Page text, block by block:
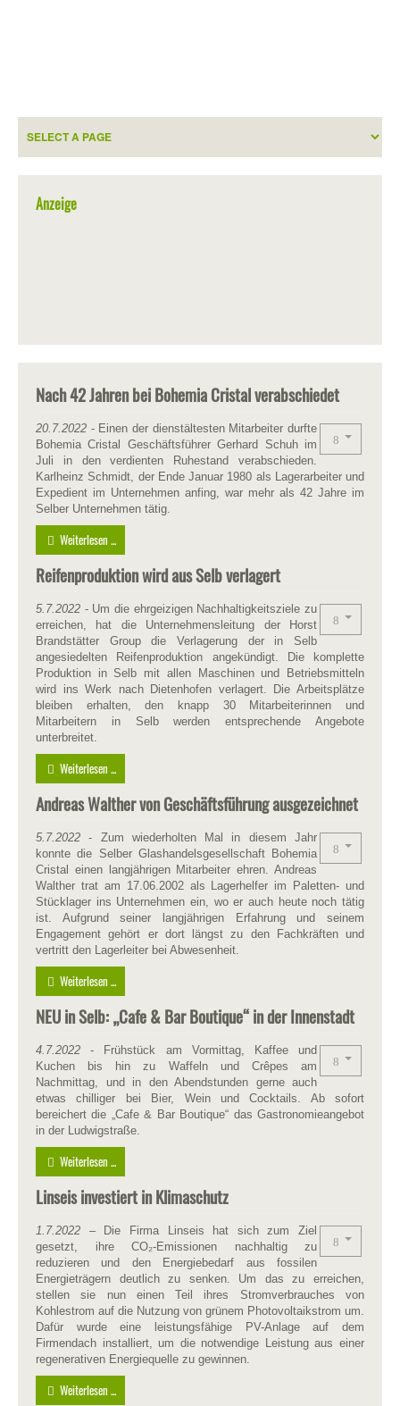
Anzeige
Nach 42 Jahren bei Bohemia Cristal verabschiedet
20.7.2022 - Einen der dienstältesten Mitarbeiter durfte
Bohemia Cristal Geschäftsführer Gerhard Schuh im
Juli in den verdienten Ruhestand verabschieden.
Karlheinz Schmidt, der Ende Januar 1980 als Lagerarbeiter und
Expedient im Unternehmen anfing, war mehr als 42 Jahre im
Selber Unternehmen tätig.
Weiterlesen ...
Reifenproduktion wird aus Selb verlagert
5.7.2022 - Um die ehrgeizigen Nachhaltigkeitsziele zu
erreichen, hat die Unternehmensleitung der Horst
Brandstätter Group die Verlagerung der in Selb
angesiedelten Reifenproduktion angekündigt. Die komplette
Produktion in Selb mit allen Maschinen und Betriebsmitteln
wird ins Werk nach Dietenhofen verlagert. Die Arbeitsplätze
bleiben erhalten, den knapp 30 Mitarbeiterinnen und
Mitarbeitern in Selb werden entsprechende Angebote
unterbreitet.
Weiterlesen ...
Andreas Walther von Geschäftsführung ausgezeichnet
5.7.2022 - Zum wiederholten Mal in diesem Jahr
konnte die Selber Glashandelsgesellschaft Bohemia
Cristal einen langjährigen Mitarbeiter ehren. Andreas
Walther trat am 17.06.2002 als Lagerhelfer im Paletten- und
Stücklager ins Unternehmen ein, wo er auch heute noch tätig
ist. Aufgrund seiner langjährigen Erfahrung und seinem
Engagement gehört er dort längst zu den Fachkräften und
vertritt den Lagerleiter bei Abwesenheit.
Weiterlesen ...
NEU in Selb: „Cafe & Bar Boutique“ in der Innenstadt
4.7.2022 - Frühstück am Vormittag, Kaffee und
Kuchen bis hin zu Waffeln und Crêpes am
Nachmittag, und in den Abendstunden gerne auch
etwas chilliger bei Bier, Wein und Cocktails. Ab sofort
bereichert die „Cafe & Bar Boutique“ das Gastronomieangebot
in der Ludwigstraße.
Weiterlesen ...
Linseis investiert in Klimaschutz
1.7.2022 – Die Firma Linseis hat sich zum Ziel
gesetzt, ihre CO₂-Emissionen nachhaltig zu
reduzieren und den Energiebedarf aus fossilen
Energieträgern deutlich zu senken. Um das zu erreichen,
stellen sie nun einen Teil ihres Stromverbrauches von
Kohlestrom auf die Nutzung von grünem Photovoltaikstrom um.
Dafür wurde eine leistungsfähige PV-Anlage auf dem
Firmendach installiert, um die notwendige Leistung aus einer
regenerativen Energiequelle zu gewinnen.
Weiterlesen ...